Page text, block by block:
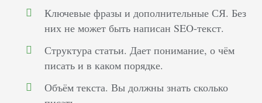
Ключевые фразы и дополнительные СЯ. Без
них не может быть написан SEO-текст.
Структура статьи. Дает понимание, о чём
писать и в каком порядке.
Объём текста. Вы должны знать сколько